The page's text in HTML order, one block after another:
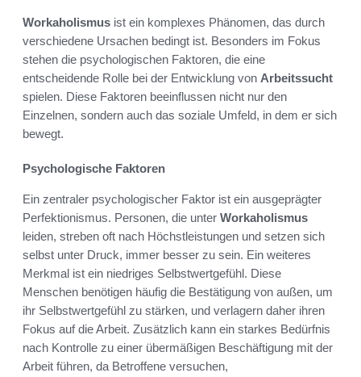
Workaholismus ist ein komplexes Phänomen, das durch
verschiedene Ursachen bedingt ist. Besonders im Fokus
stehen die psychologischen Faktoren, die eine
entscheidende Rolle bei der Entwicklung von Arbeitssucht
spielen. Diese Faktoren beeinflussen nicht nur den
Einzelnen, sondern auch das soziale Umfeld, in dem er sich
bewegt.
Psychologische Faktoren
Ein zentraler psychologischer Faktor ist ein ausgeprägter
Perfektionismus. Personen, die unter Workaholismus
leiden, streben oft nach Höchstleistungen und setzen sich
selbst unter Druck, immer besser zu sein. Ein weiteres
Merkmal ist ein niedriges Selbstwertgefühl. Diese
Menschen benötigen häufig die Bestätigung von außen, um
ihr Selbstwertgefühl zu stärken, und verlagern daher ihren
Fokus auf die Arbeit. Zusätzlich kann ein starkes Bedürfnis
nach Kontrolle zu einer übermäßigen Beschäftigung mit der
Arbeit führen, da Betroffene versuchen,